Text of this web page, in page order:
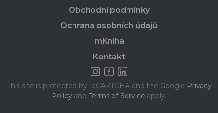
Obchodní podmínky
Ochrana osobních údajů
mKniha
Kontakt
This site is protected by reCAPTCHA and the Google Privacy
Policy and Terms of Service apply.